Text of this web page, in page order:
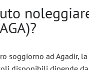
soggiorno ad Agadir,